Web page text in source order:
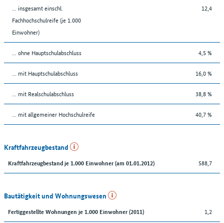
... insgesamt einschl.
Fachhochschulreife (je 1.000
Einwohner)
12,4
... ohne Hauptschulabschluss 4,5 %
... mit Hauptschulabschluss 16,0 %
... mit Realschulabschluss 38,8 %
... mit allgemeiner Hochschulreife 40,7 %
Kraftfahrzeugbestand
Kraftfahrzeugbestand je 1.000 Einwohner (am 01.01.2012) 588,7
Bautätigkeit und Wohnungswesen
Fertiggestellte Wohnungen je 1.000 Einwohner (2011) 1,2